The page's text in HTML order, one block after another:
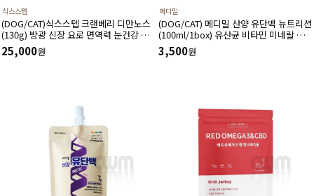
식스스텝
(DOG/CAT)식스스텝 크랜베리 디만노스
(130g) 방광 신장 요로 면역력 눈건강 혈
관건강에 도움 주는 츄어블 타입 영양제
25,000원
메디밀
(DOG/CAT) 메디밀 산양 유단백 뉴트리션
(100ml/1box) 유산균 비타민 미네랄 함
유 한끼 사료 대용 고단백 저지방 영양보
충제
3,500원